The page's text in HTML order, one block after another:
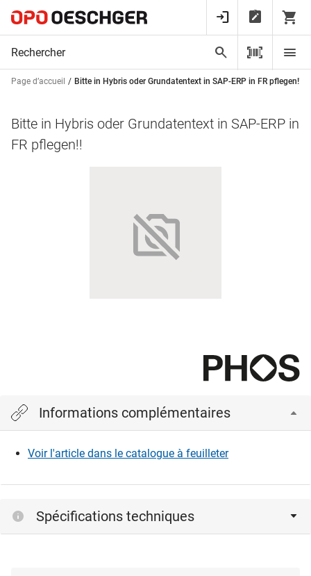
Page d’accueil Bitte in Hybris oder Grundatentext in SAP-ERP in FR pflegen!!
Bitte in Hybris oder Grundatentext in SAP-ERP in
FR pflegen!!
Informations complémentaires
Voir l'article dans le catalogue à feuilleter
Spécifications techniques